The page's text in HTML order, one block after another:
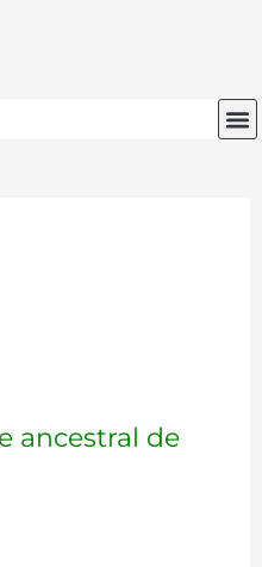
ancestral de